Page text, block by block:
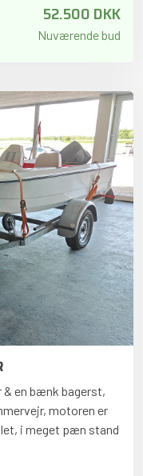
52.500 DKK
Nuværende bud
& en bænk bagerst,
motoren er
i meget pæn stand